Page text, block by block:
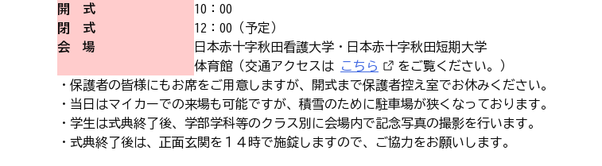
開 式
10：00
閉 式
12：00（予定）
会 場
日本赤十字秋田看護大学・日本赤十字秋田短期大学
体育館（交通アクセスは
こちら
をご覧ください。）
・保護者の皆様にもお席をご用意しますが、開式まで保護者控え室でお休みください。
・当日はマイカーでの来場も可能ですが、積雪のために駐車場が狭くなっております。
・学生は式典終了後、学部学科等のクラス別に会場内で記念写真の撮影を行います。
・式典終了後は、正面玄関を１４時で施錠しますので、ご協力をお願いします。